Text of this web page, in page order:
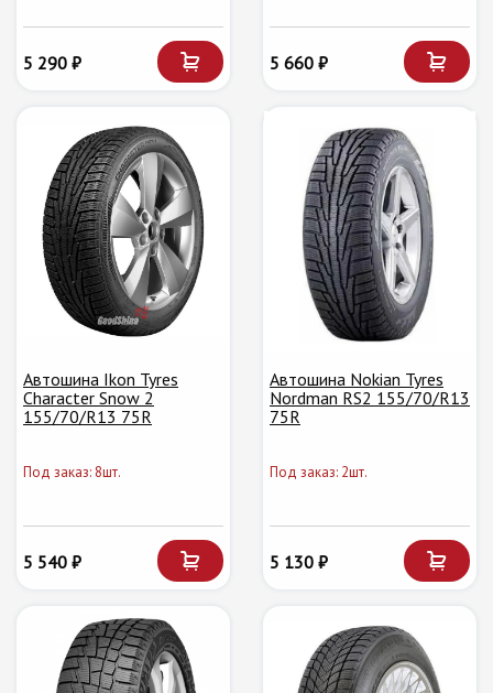
5 290 ₽ 5 660 ₽
Автошина Ikon Tyres
Character Snow 2
155/70/R13 75R
Под заказ: 8шт.
5 540 ₽
Автошина Nokian Tyres
Nordman RS2 155/70/R13
75R
Под заказ: 2шт.
5 130 ₽